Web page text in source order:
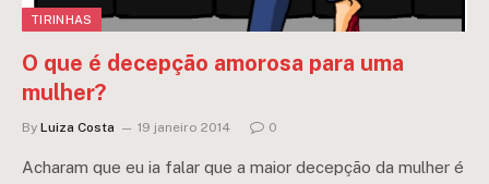
TIRINHAS
O que é decepção amorosa para uma
mulher?
By Luiza Costa 19 janeiro 2014 0
Acharam que eu ia falar que a maior decepção da mulher é